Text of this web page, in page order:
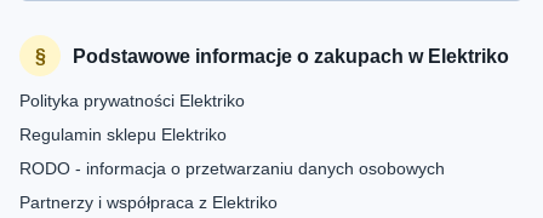
Podstawowe informacje o zakupach w Elektriko
Polityka prywatności Elektriko
Regulamin sklepu Elektriko
RODO - informacja o przetwarzaniu danych osobowych
Partnerzy i współpraca z Elektriko